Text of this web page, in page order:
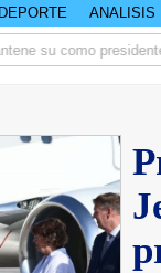
DEPORTE ANALISIS
su como presidente